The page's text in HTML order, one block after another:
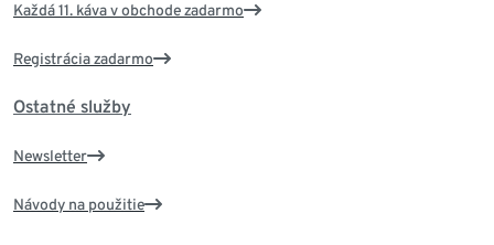
Každá 11. káva v obchode zadarmo
Registrácia zadarmo
Ostatné služby
Newsletter
Návody na použitie